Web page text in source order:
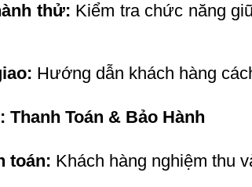
thử: Kiểm tra chức năng
Hướng dẫn khách hàng
Thanh Toán & Bảo Hành
toán: Khách hàng nghiệm thu